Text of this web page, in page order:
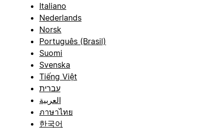
Italiano
Nederlands
Norsk
Português (Brasil)
Suomi
Svenska
Tiếng Việt
עברית
العربية
ภาษาไทย
한국어